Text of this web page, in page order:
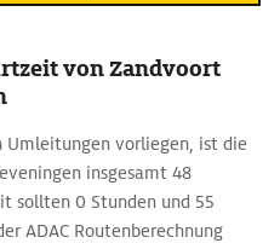
von Zandvoort
Umleitungen vorliegen, ist die
insgesamt 48
sollten 0 Stunden und 55
ADAC Routenberechnung